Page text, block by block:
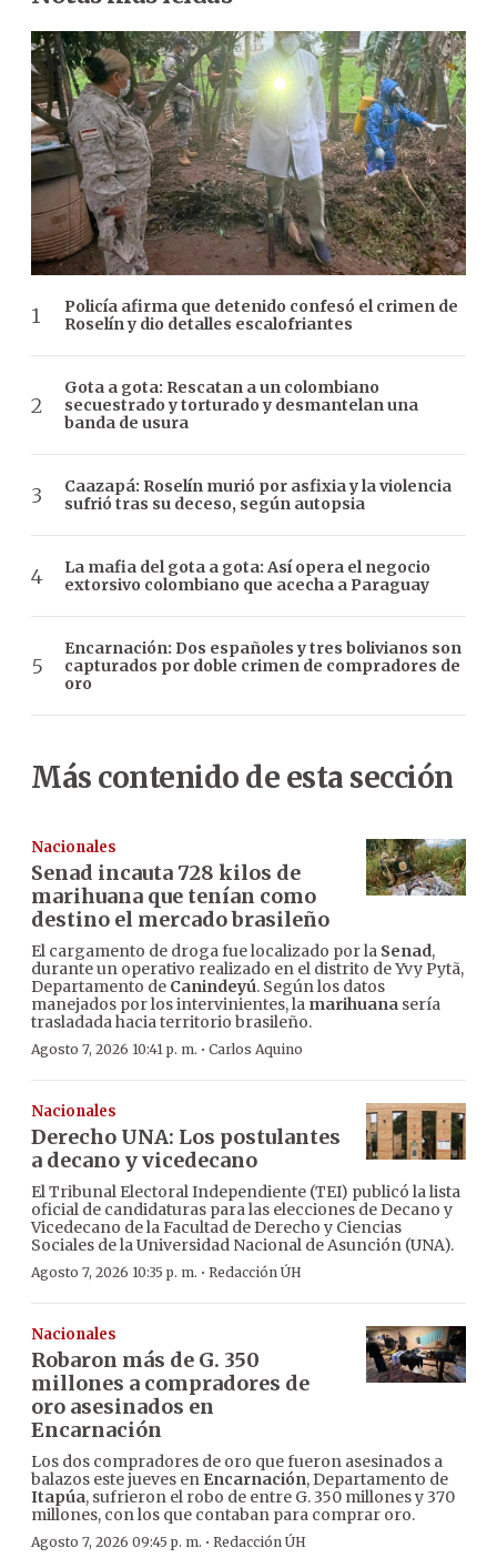
Policía afirma que detenido confesó el crimen de
Roselín y dio detalles escalofriantes
Gota a gota: Rescatan a un colombiano
secuestrado y torturado y desmantelan una
banda de usura
Caazapá: Roselín murió por asfixia y la violencia
sufrió tras su deceso, según autopsia
La mafia del gota a gota: Así opera el negocio
extorsivo colombiano que acecha a Paraguay
Encarnación: Dos españoles y tres bolivianos son
capturados por doble crimen de compradores de
oro
Más contenido de esta sección
Nacionales
Senad incauta 728 kilos de
marihuana que tenían como
destino el mercado brasileño
El cargamento de droga fue localizado por la Senad,
durante un operativo realizado en el distrito de Yvy Pytã,
Departamento de Canindeyú. Según los datos
manejados por los intervinientes, la marihuana sería
trasladada hacia territorio brasileño.
Agosto 7, 2026 10:41 p. m. · Carlos Aquino
Nacionales
Derecho UNA: Los postulantes
a decano y vicedecano
El Tribunal Electoral Independiente (TEI) publicó la lista
oficial de candidaturas para las elecciones de Decano y
Vicedecano de la Facultad de Derecho y Ciencias
Sociales de la Universidad Nacional de Asunción (UNA).
Agosto 7, 2026 10:35 p. m. · Redacción ÚH
Nacionales
Robaron más de G. 350
millones a compradores de
oro asesinados en
Encarnación
Los dos compradores de oro que fueron asesinados a
balazos este jueves en Encarnación, Departamento de
Itapúa, sufrieron el robo de entre G. 350 millones y 370
millones, con los que contaban para comprar oro.
Agosto 7, 2026 09:45 p. m. · Redacción ÚH